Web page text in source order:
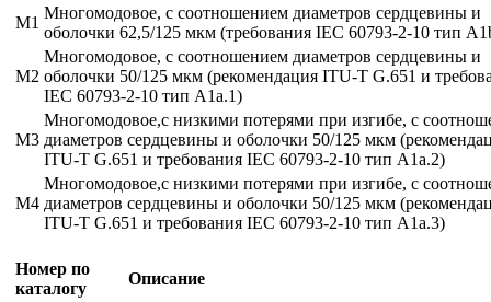
M1
Многомодовое, с соотношением диаметров сердцевины и
оболочки 62,5/125 мкм (требования IEC 60793-2-10 тип
M2
Многомодовое, с соотношением диаметров сердцевины и
оболочки 50/125 мкм (рекомендация ITU-T G.651 и
IEC 60793-2-10 тип A1a.1)
M3
Многомодовое,с низкими потерями при изгибе, с
диаметров сердцевины и оболочки 50/125 мкм
ITU-T G.651 и требования IEC 60793-2-10 тип A1a.2)
M4
Многомодовое,с низкими потерями при изгибе, с
диаметров сердцевины и оболочки 50/125 мкм
ITU-T G.651 и требования IEC 60793-2-10 тип A1a.3)
Номер по
каталогу
Описание